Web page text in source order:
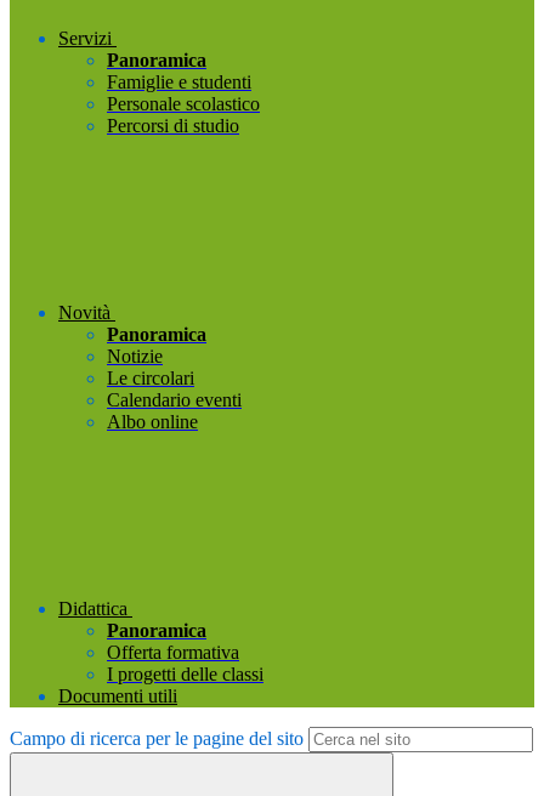
Servizi
Panoramica
Famiglie e studenti
Personale scolastico
Percorsi di studio
Novità
Panoramica
Notizie
Le circolari
Calendario eventi
Albo online
Didattica
Panoramica
Offerta formativa
I progetti delle classi
Documenti utili
Campo di ricerca per le pagine del sito